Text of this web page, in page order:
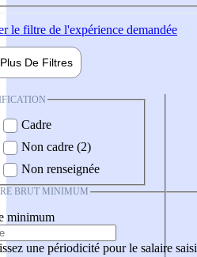
le filtre de l'expérience demandée
Plus De Filtres
Cadre
Non cadre (2)
Non renseignée
BRUT MINIMUM
minimum
une périodicité pour le salaire saisi